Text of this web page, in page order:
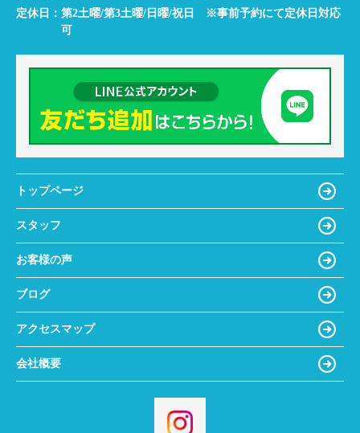
定休日： 第2土曜/第3土曜/日曜/祝日 ※事前予約にて定休日対応
可
トップページ
スタッフ
お客様の声
ブログ
アクセスマップ
会社概要